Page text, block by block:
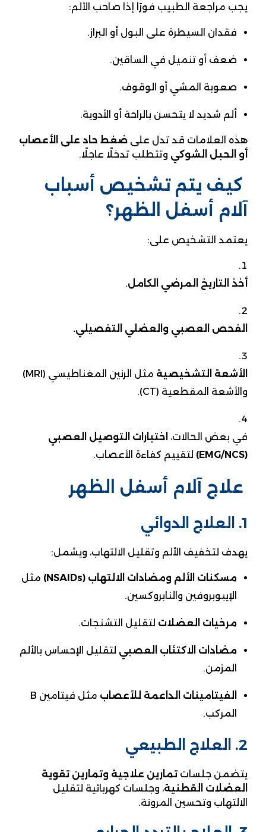
يجب مراجعة الطبيب فورًا إذا صاحب الألم:
فقدان السيطرة على البول أو البراز.
ضعف أو تنميل في الساقين.
صعوبة المشي أو الوقوف.
ألم شديد لا يتحسن بالراحة أو الأدوية.
هذه العلامات قد تدل علىضغط حاد على الأعصاب
أو الحبل الشوكي وتتطلب تدخلًا عاجلًا.
كيف يتم تشخيص أسباب
آلام أسفل الظهر؟
يعتمد التشخيص على:
أخذ التاريخ المرضي الكامل.
الفحص العصبي والعضلي التفصيلي.
الأشعة التشخيصية
مثل الرنين المغناطيسي (MRI)
والأشعة المقطعية (CT).
في بعض الحالات، اختبارات التوصيل العصبي
(EMG/NCS)
لتقييم كفاءة الأعصاب.
علاج آلام أسفل الظهر
1. العلاج الدوائي
يهدف لتخفيف الألم وتقليل الالتهاب، ويشمل:
مسكنات الألم ومضادات الالتهاب (NSAIDs)
مثل
الإيبوبروفين والنابروكسين.
مرخيات العضلات لتقليل التشنجات.
مضادات الاكتئاب العصبي لتقليل الإحساس بالألم
المزمن.
الفيتامينات الداعمة للأعصاب
مثل فيتامين B
المركب.
2. العلاج الطبيعي
يتضمن جلساتتمارين علاجية وتمارين تقوية
العضلات القطنية، وجلسات كهربائية لتقليل
الالتهاب وتحسين المرونة.